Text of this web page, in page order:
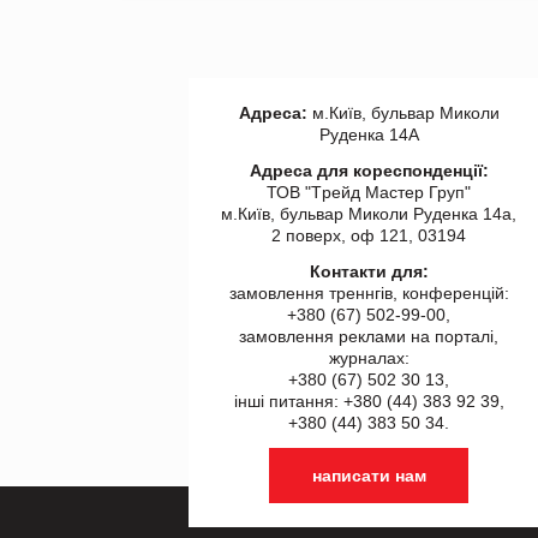
Адреса: м.Київ, бульвар Миколи
Руденка 14А
Адреса для кореспонденції:
ТОВ "Tрейд Мастер Груп"
м.Київ, бульвар Миколи Руденка 14а,
2 поверх, оф 121, 03194
Контакти для:
замовлення треннгів, конференцій:
+380 (67) 502-99-00,
замовлення реклами на порталі,
журналах:
+380 (67) 502 30 13,
інші питання: +380 (44) 383 92 39,
+380 (44) 383 50 34.
написати нам